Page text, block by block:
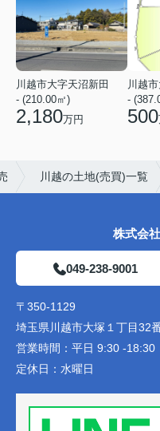
川越市大字天沼新田
- (210.00㎡)
2,180万円
川越
-
500
川越の土地(売買)一覧
株式会
049-238-9001
〒350-1129
埼玉県川越市大塚１丁目32
営業時間： 平日 9:30 -
定休日： 水曜日